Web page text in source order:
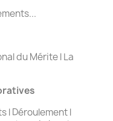
du Mérite l La
l Déroulement l